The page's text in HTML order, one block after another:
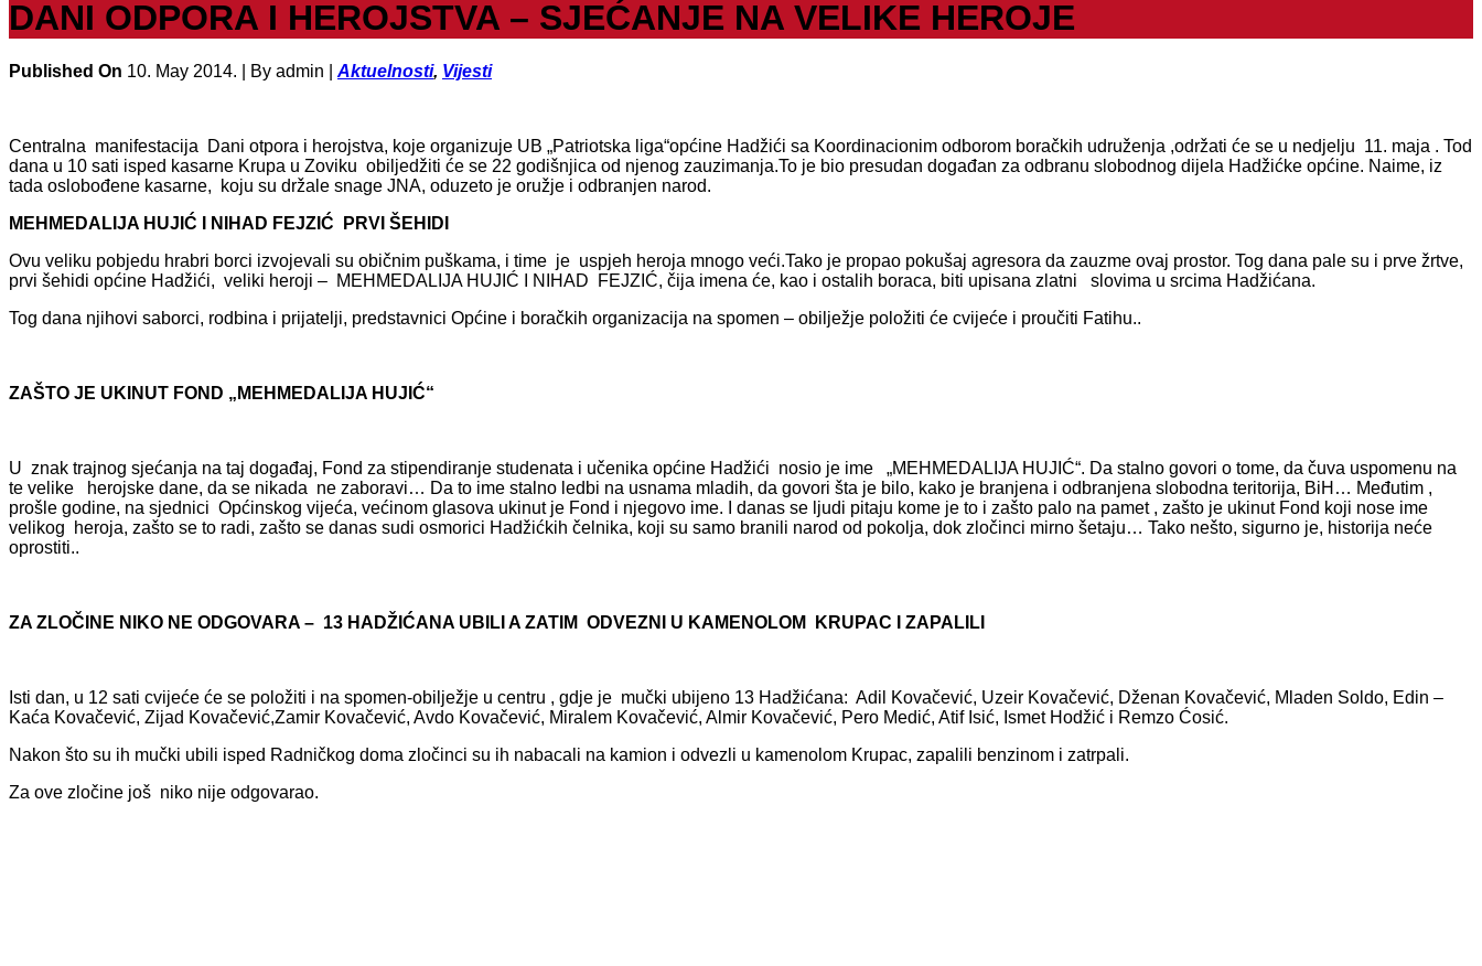
DANI ODPORA I HEROJSTVA – SJEĆANJE NA VELIKE HEROJE
Published On 10. May 2014. | By admin | Aktuelnosti, Vijesti
Centralna manifestacija Dani otpora i herojstva, koje organizuje UB „Patriotska liga“općine Hadžići sa Koordinacionim odborom boračkih udruženja ,održati će se u nedjelju 11. maja . Tod
dana u 10 sati isped kasarne Krupa u Zoviku obiljedžiti će se 22 godišnjica od njenog zauzimanja.To je bio presudan događan za odbranu slobodnog dijela Hadžićke općine. Naime, iz
tada oslobođene kasarne, koju su držale snage JNA, oduzeto je oružje i odbranjen narod.
MEHMEDALIJA HUJIĆ I NIHAD FEJZIĆ PRVI ŠEHIDI
Ovu veliku pobjedu hrabri borci izvojevali su običnim puškama, i time je uspjeh heroja mnogo veći.Tako je propao pokušaj agresora da zauzme ovaj prostor. Tog dana pale su i prve žrtve,
prvi šehidi općine Hadžići, veliki heroji – MEHMEDALIJA HUJIĆ I NIHAD FEJZIĆ, čija imena će, kao i ostalih boraca, biti upisana zlatni slovima u srcima Hadžićana.
Tog dana njihovi saborci, rodbina i prijatelji, predstavnici Općine i boračkih organizacija na spomen – obilježje položiti će cvijeće i proučiti Fatihu..
ZAŠTO JE UKINUT FOND „MEHMEDALIJA HUJIĆ“
U znak trajnog sjećanja na taj događaj, Fond za stipendiranje studenata i učenika općine Hadžići nosio je ime „MEHMEDALIJA HUJIĆ“. Da stalno govori o tome, da čuva uspomenu na
te velike herojske dane, da se nikada ne zaboravi… Da to ime stalno ledbi na usnama mladih, da govori šta je bilo, kako je branjena i odbranjena slobodna teritorija, BiH… Međutim ,
prošle godine, na sjednici Općinskog vijeća, većinom glasova ukinut je Fond i njegovo ime. I danas se ljudi pitaju kome je to i zašto palo na pamet , zašto je ukinut Fond koji nose ime
velikog heroja, zašto se to radi, zašto se danas sudi osmorici Hadžićkih čelnika, koji su samo branili narod od pokolja, dok zločinci mirno šetaju… Tako nešto, sigurno je, historija neće
oprostiti..
ZA ZLOČINE NIKO NE ODGOVARA – 13 HADŽIĆANA UBILI A ZATIM ODVEZNI U KAMENOLOM KRUPAC I ZAPALILI
Isti dan, u 12 sati cvijeće će se položiti i na spomen-obilježje u centru , gdje je mučki ubijeno 13 Hadžićana: Adil Kovačević, Uzeir Kovačević, Dženan Kovačević, Mladen Soldo, Edin –
Kaća Kovačević, Zijad Kovačević,Zamir Kovačević, Avdo Kovačević, Miralem Kovačević, Almir Kovačević, Pero Medić, Atif Isić, Ismet Hodžić i Remzo Ćosić.
Nakon što su ih mučki ubili isped Radničkog doma zločinci su ih nabacali na kamion i odvezli u kamenolom Krupac, zapalili benzinom i zatrpali.
Za ove zločine još niko nije odgovarao.